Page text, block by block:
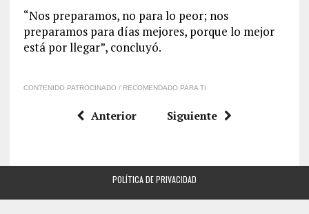
“Nos preparamos, no para lo peor; nos
preparamos para días mejores, porque lo mejor
está por llegar”, concluyó.
CONTENIDO PATROCINADO / RECOMENDADO PARA TI
Anterior Siguiente
POLÍTICA DE PRIVACIDAD